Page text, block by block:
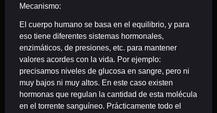
Mecanismo:
El cuerpo humano se basa en el equilibrio, y para
eso tiene diferentes sistemas hormonales,
enzimáticos, de presiones, etc. para mantener
valores acordes con la vida. Por ejemplo:
precisamos niveles de glucosa en sangre, pero ni
muy bajos ni muy altos. En este caso existen
hormonas que regulan la cantidad de esta molécula
en el torrente sanguíneo. Prácticamente todo el